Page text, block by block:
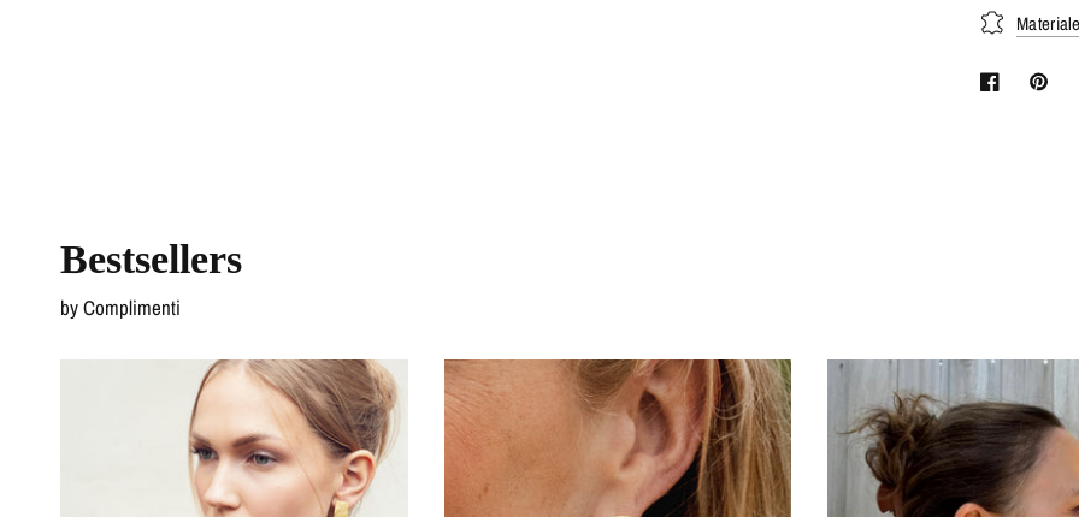
Bestsellers
by Complimenti